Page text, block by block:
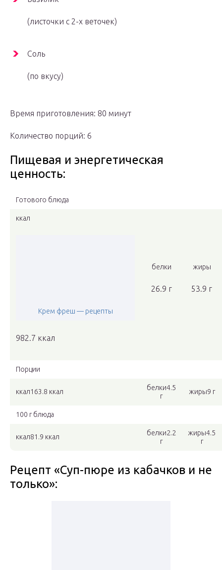
(листочки с 2-х веточек)
Соль
(по вкусу)
Время приготовления: 80 минут
Количество порций: 6
Пищевая и энергетическая
ценность:
Готового блюда
ккал
Крем фреш — рецепты
982.7 ккал
белки
26.9 г
жиры
53.9 г
Порции
ккал163.8 ккал
белки4.5
г
жиры9 г
100 г блюда
ккал81.9 ккал
белки2.2
г
жиры4.5
г
Рецепт «Суп-пюре из кабачков и не
только»: